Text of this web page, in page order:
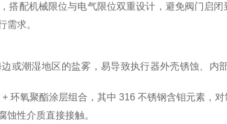
搭配机械限位与电气限位双重设计，避免阀门启
需求。
或潮湿地区的盐雾，易导致执行器外壳锈蚀、内
环氧聚酯涂层组合，其中 316 不锈钢含钼元素，
性介质直接接触。